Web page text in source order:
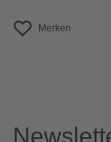
Merken